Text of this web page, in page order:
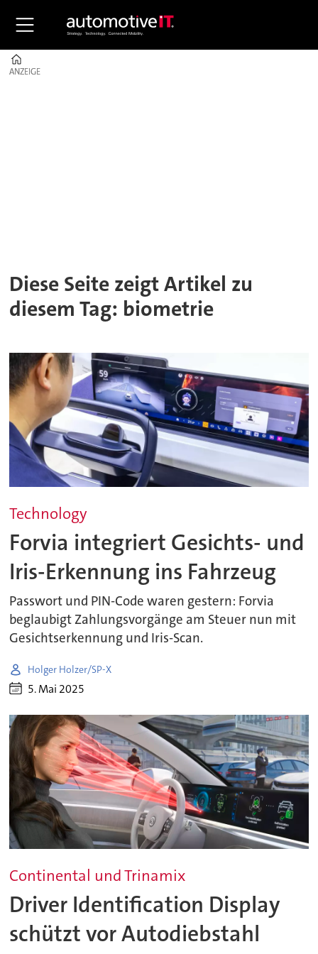
ANZEIGE
ANZEIGE
Diese Seite zeigt Artikel zu
diesem Tag: biometrie
Technology
Forvia integriert Gesichts- und
Iris-Erkennung ins Fahrzeug
Passwort und PIN-Code waren gestern: Forvia
beglaubigt Zahlungsvorgänge am Steuer nun mit
Gesichtserkennung und Iris-Scan.
Holger Holzer/SP-X
5. Mai 2025
Continental und Trinamix
Driver Identification Display
schützt vor Autodiebstahl